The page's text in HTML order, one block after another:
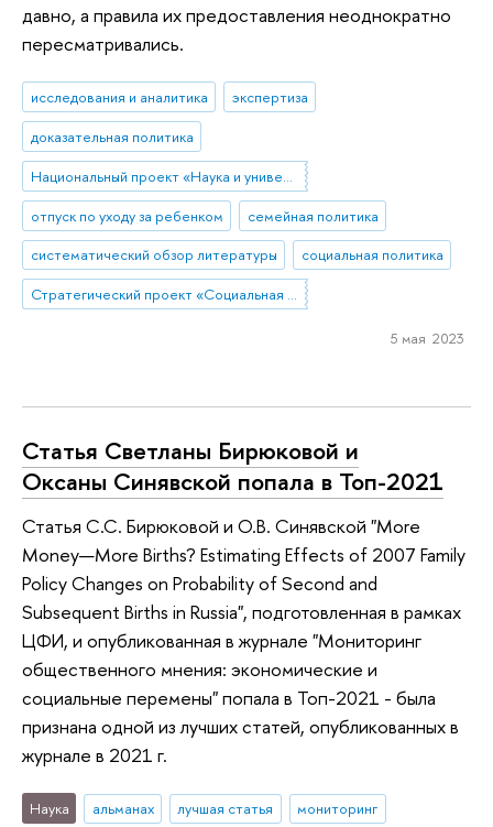
давно, а правила их предоставления неоднократно
пересматривались.
исследования и аналитика
экспертиза
доказательная политика
Национальный проект «Наука и университеты»
отпуск по уходу за ребенком
семейная политика
систематический обзор литературы
социальная политика
Стратегический проект «Социальная политика устойчивого развития и инклюзивного экономического роста»
5 мая 2023
Статья Светланы Бирюковой и
Оксаны Синявской попала в Топ-2021
Статья С.С. Бирюковой и О.В. Синявской "More
Money—More Births? Estimating Effects of 2007 Family
Policy Changes on Probability of Second and
Subsequent Births in Russia", подготовленная в рамках
ЦФИ, и опубликованная в журнале "Мониторинг
общественного мнения: экономические и
социальные перемены" попала в Топ-2021 - была
признана одной из лучших статей, опубликованных в
журнале в 2021 г.
Наука альманах лучшая статья
мониторинг